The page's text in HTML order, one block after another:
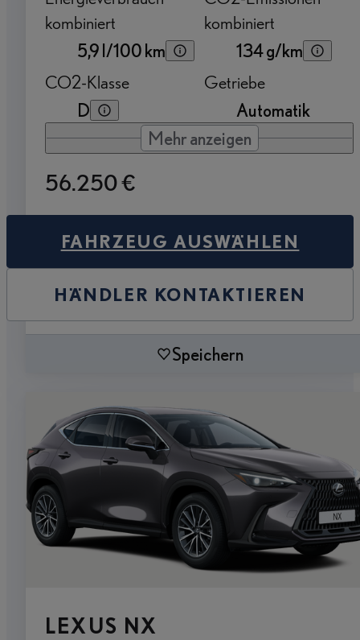
kombiniert
5,9 l/100 km
kombiniert
134 g/km
CO2-Klasse
D
Getriebe
Automatik
Mehr anzeigen
56.250 €
FAHRZEUG AUSWÄHLEN
HÄNDLER KONTAKTIEREN
Speichern
LEXUS NX